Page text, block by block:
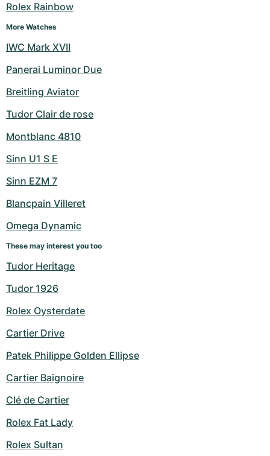
Rolex Rainbow
More Watches
IWC Mark XVII
Panerai Luminor Due
Breitling Aviator
Tudor Clair de rose
Montblanc 4810
Sinn U1 S E
Sinn EZM 7
Blancpain Villeret
Omega Dynamic
These may interest you too
Tudor Heritage
Tudor 1926
Rolex Oysterdate
Cartier Drive
Patek Philippe Golden Ellipse
Cartier Baignoire
Clé de Cartier
Rolex Fat Lady
Rolex Sultan